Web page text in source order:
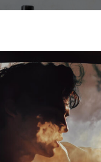
ZO SVETA PARFUMOV